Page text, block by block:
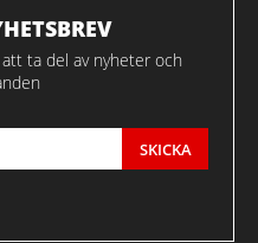
ta del av nyheter och
SKICKA